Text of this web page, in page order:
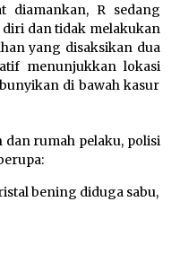
diamankan, R sedang
dan tidak melakukan
yang disaksikan dua
menunjukkan lokasi
di bawah kasur
dan rumah pelaku, polisi
bening diduga sabu,